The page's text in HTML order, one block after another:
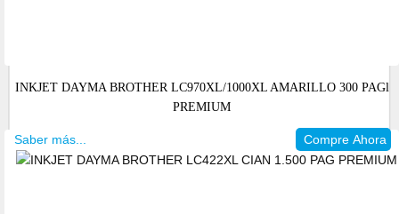
INKJET DAYMA BROTHER LC970XL/1000XL AMARILLO 300 PAGl
PREMIUM
Saber más... Compre Ahora